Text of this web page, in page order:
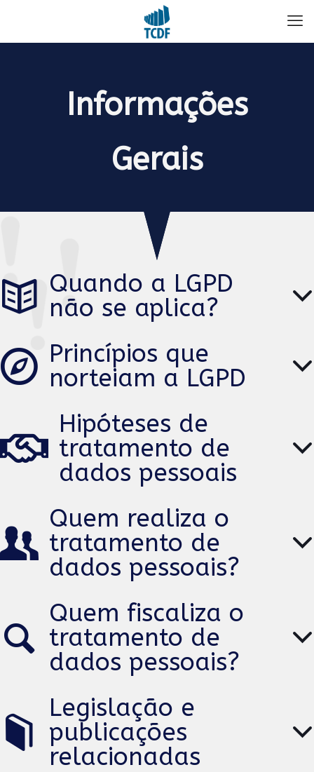
Informações
Gerais
Quando a LGPD
não se aplica?
Princípios que
norteiam a LGPD
Hipóteses de
tratamento de
dados pessoais
Quem realiza o
tratamento de
dados pessoais?
Quem fiscaliza o
tratamento de
dados pessoais?
Legislação e
publicações
relacionadas